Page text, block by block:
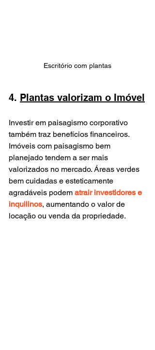
Escritório com plantas
4. Plantas valorizam o Imóvel
Investir em paisagismo corporativo
também traz benefícios financeiros.
Imóveis com paisagismo bem
planejado tendem a ser mais
valorizados no mercado. Áreas verdes
bem cuidadas e esteticamente
agradáveis podem atrair investidores e
inquilinos, aumentando o valor de
locação ou venda da propriedade.